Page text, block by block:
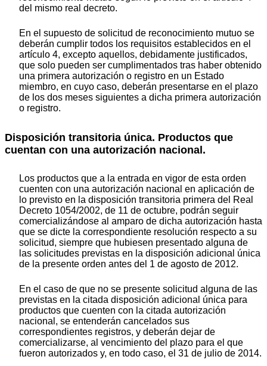
del mismo real decreto.
En el supuesto de solicitud de reconocimiento mutuo se
deberán cumplir todos los requisitos establecidos en el
artículo 4, excepto aquellos, debidamente justificados,
que solo pueden ser cumplimentados tras haber obtenido
una primera autorización o registro en un Estado
miembro, en cuyo caso, deberán presentarse en el plazo
de los dos meses siguientes a dicha primera autorización
o registro.
Disposición transitoria única. Productos que
cuentan con una autorización nacional.
Los productos que a la entrada en vigor de esta orden
cuenten con una autorización nacional en aplicación de
lo previsto en la disposición transitoria primera del Real
Decreto 1054/2002, de 11 de octubre, podrán seguir
comercializándose al amparo de dicha autorización hasta
que se dicte la correspondiente resolución respecto a su
solicitud, siempre que hubiesen presentado alguna de
las solicitudes previstas en la disposición adicional única
de la presente orden antes del 1 de agosto de 2012.
En el caso de que no se presente solicitud alguna de las
previstas en la citada disposición adicional única para
productos que cuenten con la citada autorización
nacional, se entenderán cancelados sus
correspondientes registros, y deberán dejar de
comercializarse, al vencimiento del plazo para el que
fueron autorizados y, en todo caso, el 31 de julio de 2014.